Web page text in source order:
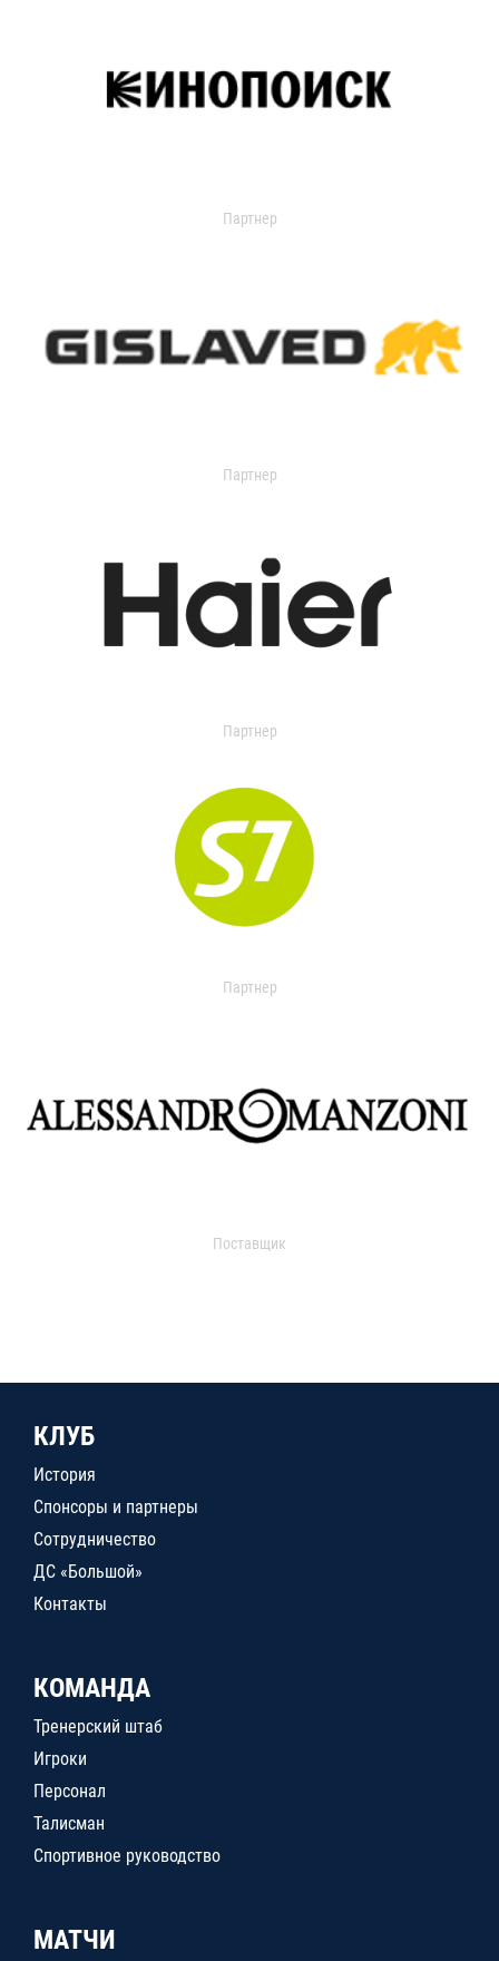
Партнер
Партнер
Партнер
Партнер
Поставщик
КЛУБ
История
Спонсоры и партнеры
Сотрудничество
ДС «Большой»
Контакты
КОМАНДА
Тренерский штаб
Игроки
Персонал
Талисман
Спортивное руководство
МАТЧИ